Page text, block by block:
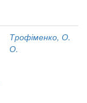
Трофіменко, О.
О.